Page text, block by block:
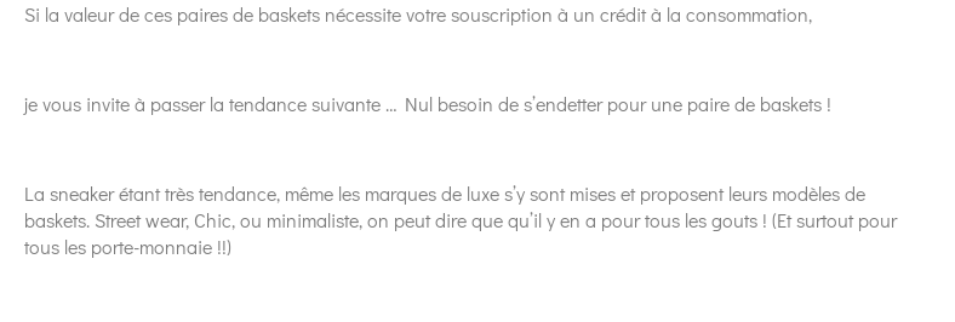
Si la valeur de ces paires de baskets nécessite votre souscription à un crédit à la consommation,
je vous invite à passer la tendance suivante … Nul besoin de s’endetter pour une paire de baskets !
La sneaker étant très tendance, même les marques de luxe s’y sont mises et proposent leurs modèles de
baskets. Street wear, Chic, ou minimaliste, on peut dire que qu’il y en a pour tous les gouts ! (Et surtout pour
tous les porte-monnaie !!)